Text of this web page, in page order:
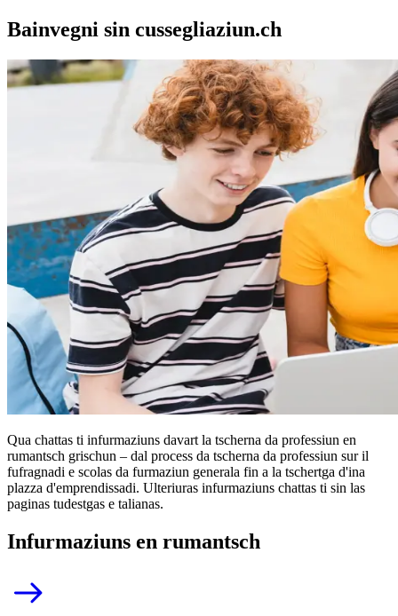
Bainvegni sin cussegliaziun.ch
Qua chattas ti infurmaziuns davart la tscherna da professiun en
rumantsch grischun – dal process da tscherna da professiun sur il
fufragnadi e scolas da furmaziun generala fin a la tschertga d'ina
plazza d'emprendissadi. Ulteriuras infurmaziuns chattas ti sin las
paginas tudestgas e talianas.
Infurmaziuns en rumantsch